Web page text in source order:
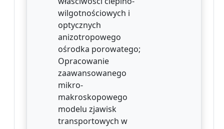
wilgotnościowych i
optycznych
anizotropowego
ośrodka porowatego;
Opracowanie
zaawansowanego
mikro-
makroskopowego
modelu zjawisk
transportowych w